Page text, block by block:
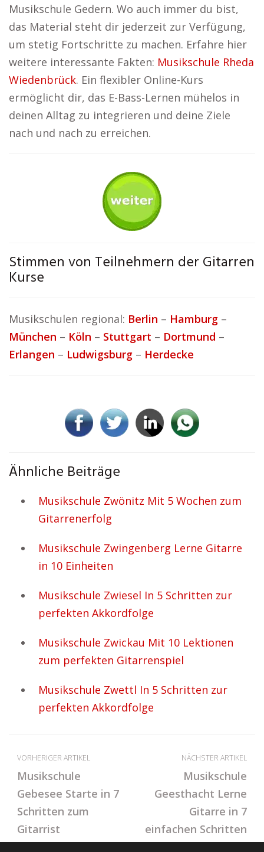
Musikschule Gedern. Wo auch immer du bist,
das Material steht dir jederzeit zur Verfügung,
um stetig Fortschritte zu machen. Erfahre hier
weitere interessante Fakten: Musikschule Rheda
Wiedenbrück. Ein flexibler Online-Kurs
ermöglicht dir, das E-Bass-Lernen mühelos in
deinen Alltag zu integrieren und deine Ziele
nach und nach zu erreichen.
Stimmen von Teilnehmern der Gitarren
Kurse
Musikschulen regional: Berlin – Hamburg –
München – Köln – Stuttgart – Dortmund –
Erlangen – Ludwigsburg – Herdecke
Ähnliche Beiträge
Musikschule Zwönitz Mit 5 Wochen zum
Gitarrenerfolg
Musikschule Zwingenberg Lerne Gitarre
in 10 Einheiten
Musikschule Zwiesel In 5 Schritten zur
perfekten Akkordfolge
Musikschule Zwickau Mit 10 Lektionen
zum perfekten Gitarrenspiel
Musikschule Zwettl In 5 Schritten zur
perfekten Akkordfolge
VORHERIGER ARTIKEL
Musikschule
Gebesee Starte in 7
Schritten zum
Gitarrist
NÄCHSTER ARTIKEL
Musikschule
Geesthacht Lerne
Gitarre in 7
einfachen Schritten